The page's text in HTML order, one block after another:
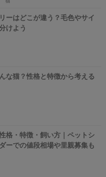
ーはどこが違う？毛色やサイ
けよう
な猫？性格と特徴から考える
格・特徴・飼い方｜ペットシ
ーでの値段相場や里親募集も